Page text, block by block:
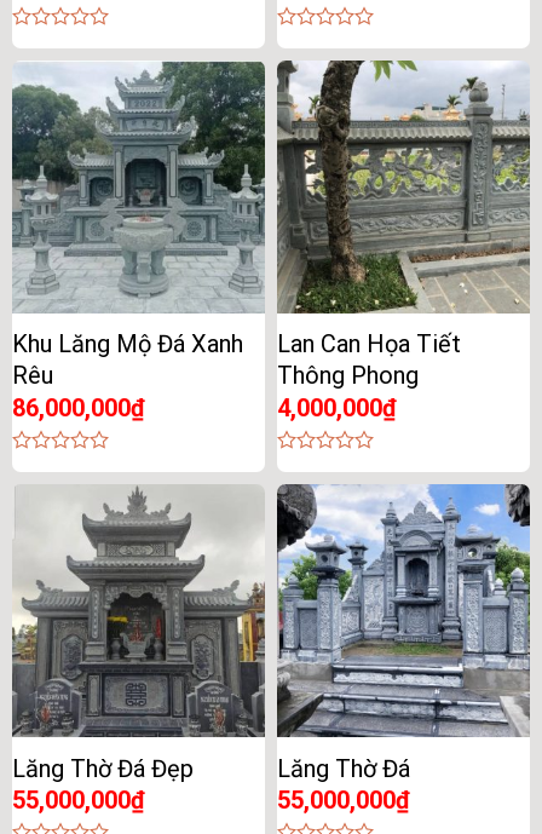
0
out
of
5
0
out
of
5
Khu Lăng Mộ Đá Xanh
Rêu
86,000,000₫
0
out
Lan Can Họa Tiết
Thông Phong
4,000,000₫
0
out
of
Lăng Thờ Đá Đẹp
55,000,000₫
Lăng Thờ Đá
55,000,000₫